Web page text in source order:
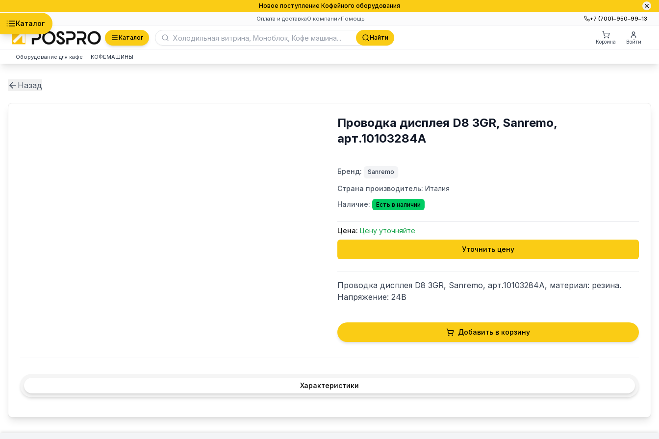
Новое поступление Кофейного оборудования
Оплата и доставкаО компанииПомощь +7 (700)‒950‒99‒13
Каталог
Каталог Найти
Корзина Войти
Оборудование для кафе КОФЕМАШИНЫ
Назад
Проводка дисплея D8 3GR, Sanremo,
арт.10103284A
Бренд: Sanremo
Страна производитель: Италия
Наличие:
Есть в наличии
Цена: Цену уточняйте
Уточнить цену
Проводка дисплея D8 3GR, Sanremo, арт.10103284A, материал: резина.
Напряжение: 24В
Добавить в корзину
Характеристики